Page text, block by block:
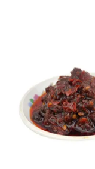
SOLICITAR
UNA CITA
MAPA